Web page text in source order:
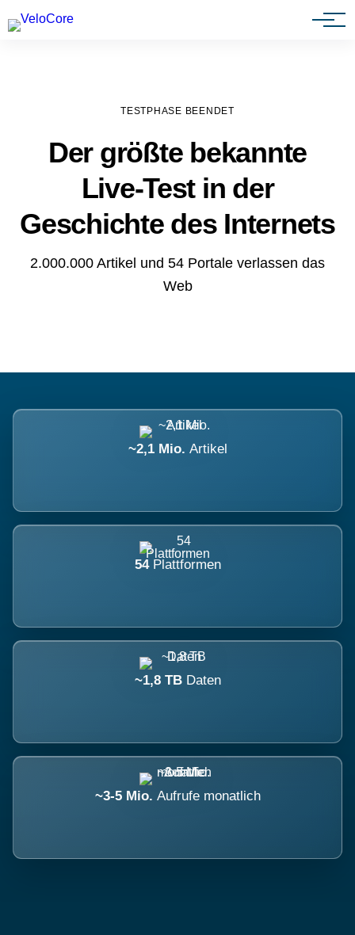
Agenturen & Webdesigner
TESTPHASE BEENDET
Der größte bekannte
Live-Test in der
Geschichte des Internets
2.000.000 Artikel und 54 Portale verlassen das
Web
~2,1 Mio. Artikel
54 Plattformen
~1,8 TB Daten
~3-5 Mio. Aufrufe monatlich